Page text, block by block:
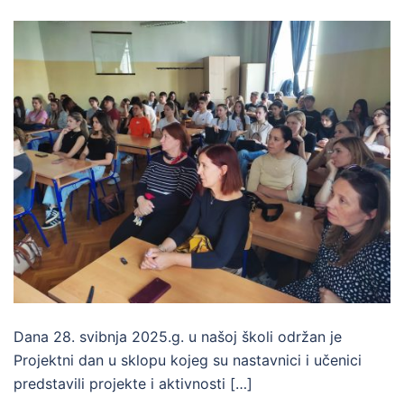
Dana 28. svibnja 2025.g. u našoj školi održan je
Projektni dan u sklopu kojeg su nastavnici i učenici
predstavili projekte i aktivnosti […]